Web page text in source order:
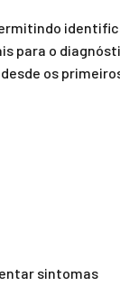
para o
os
sintomas